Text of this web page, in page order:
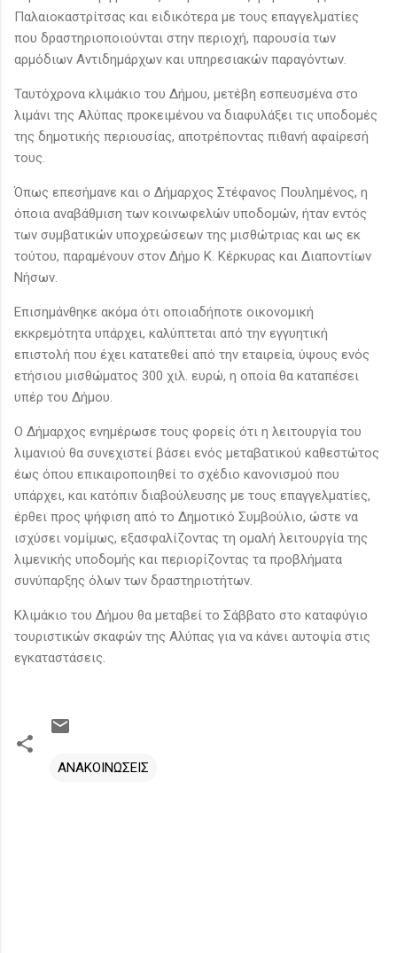
Παλαιοκαστρίτσας και ειδικότερα με τους επαγγελματίες
που δραστηριοποιούνται στην περιοχή, παρουσία των
αρμόδιων Αντιδημάρχων και υπηρεσιακών παραγόντων.
Ταυτόχρονα κλιμάκιο του Δήμου, μετέβη εσπευσμένα στο
λιμάνι της Αλύπας προκειμένου να διαφυλάξει τις υποδομές
της δημοτικής περιουσίας, αποτρέποντας πιθανή αφαίρεσή
τους.
Όπως επεσήμανε και ο Δήμαρχος Στέφανος Πουλημένος, η
όποια αναβάθμιση των κοινωφελών υποδομών, ήταν εντός
των συμβατικών υποχρεώσεων της μισθώτριας και ως εκ
τούτου, παραμένουν στον Δήμο Κ. Κέρκυρας και Διαποντίων
Νήσων.
Επισημάνθηκε ακόμα ότι οποιαδήποτε οικονομική
εκκρεμότητα υπάρχει, καλύπτεται από την εγγυητική
επιστολή που έχει κατατεθεί από την εταιρεία, ύψους ενός
ετήσιου μισθώματος 300 χιλ. ευρώ, η οποία θα καταπέσει
υπέρ του Δήμου.
Ο Δήμαρχος ενημέρωσε τους φορείς ότι η λειτουργία του
λιμανιού θα συνεχιστεί βάσει ενός μεταβατικού καθεστώτος
έως όπου επικαιροποιηθεί το σχέδιο κανονισμού που
υπάρχει, και κατόπιν διαβούλευσης με τους επαγγελματίες,
έρθει προς ψήφιση από το Δημοτικό Συμβούλιο, ώστε να
ισχύσει νομίμως, εξασφαλίζοντας τη ομαλή λειτουργία της
λιμενικής υποδομής και περιορίζοντας τα προβλήματα
συνύπαρξης όλων των δραστηριοτήτων.
Κλιμάκιο του Δήμου θα μεταβεί το Σάββατο στο καταφύγιο
τουριστικών σκαφών της Αλύπας για να κάνει αυτοψία στις
εγκαταστάσεις.
ΑΝΑΚΟΙΝΩΣΕΙΣ